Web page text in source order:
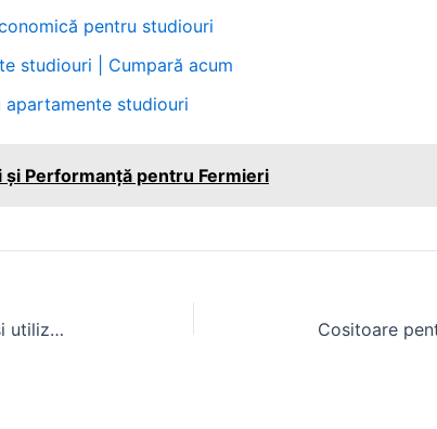
pentru studiouri
studiouri | Cumpară acum
apartamente studiouri
și Performanță pentru Fermieri
Cauciucuri de tractor 445: specificații și utilizare pentru tractoare